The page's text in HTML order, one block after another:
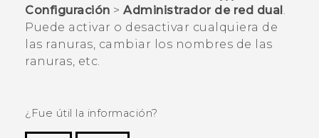
Configuración > Administrador de red dual
Puede activar o desactivar cualquiera de
las ranuras, cambiar los nombres de las
ranuras, etc.
¿Fue útil la información?